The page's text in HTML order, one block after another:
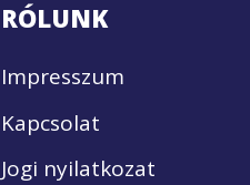
RÓLUNK
Impresszum
Kapcsolat
Jogi nyilatkozat